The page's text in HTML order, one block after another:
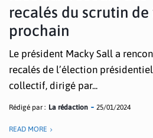
recalés du scrutin
prochain
Le président Macky Sall a
recalés de l’élection
collectif, dirigé par...
Rédigé par : La rédaction 25/01/2024
READ MORE